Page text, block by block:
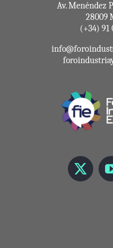
Av. Menéndez
28009
(+34) 91